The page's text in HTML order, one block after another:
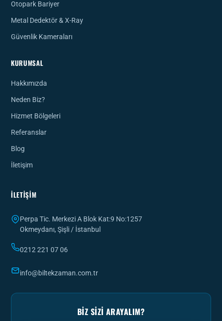
Otopark Bariyer
Metal Dedektör & X-Ray
Güvenlik Kameraları
KURUMSAL
Hakkımızda
Neden Biz?
Hizmet Bölgeleri
Referanslar
Blog
İletişim
İLETIŞIM
Perpa Tic. Merkezi A Blok Kat:9 No:1257
Okmeydanı, Şişli / İstanbul
0212 221 07 06
info@biltekzaman.com.tr
BIZ SIZI ARAYALIM?